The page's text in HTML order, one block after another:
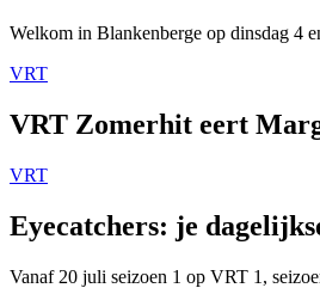
Welkom in Blankenberge op dinsdag 4
VRT
VRT Zomerhit eert
VRT
Eyecatchers: je
Vanaf 20 juli seizoen 1 op VRT 1,